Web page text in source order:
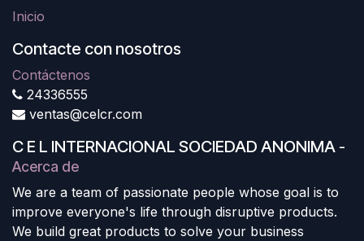
Inicio
Contacte con nosotros
Contáctenos
24336555
ventas@celcr.com
C E L INTERNACIONAL SOCIEDAD ANONIMA -
Acerca de
We are a team of passionate people whose goal is to
improve everyone's life through disruptive products.
We build great products to solve your business